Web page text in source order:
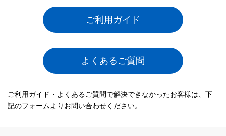
ご利用ガイド
よくあるご質問
ご利用ガイド・よくあるご質問で解決できなかったお客様は、下
記のフォームよりお問い合わせください。